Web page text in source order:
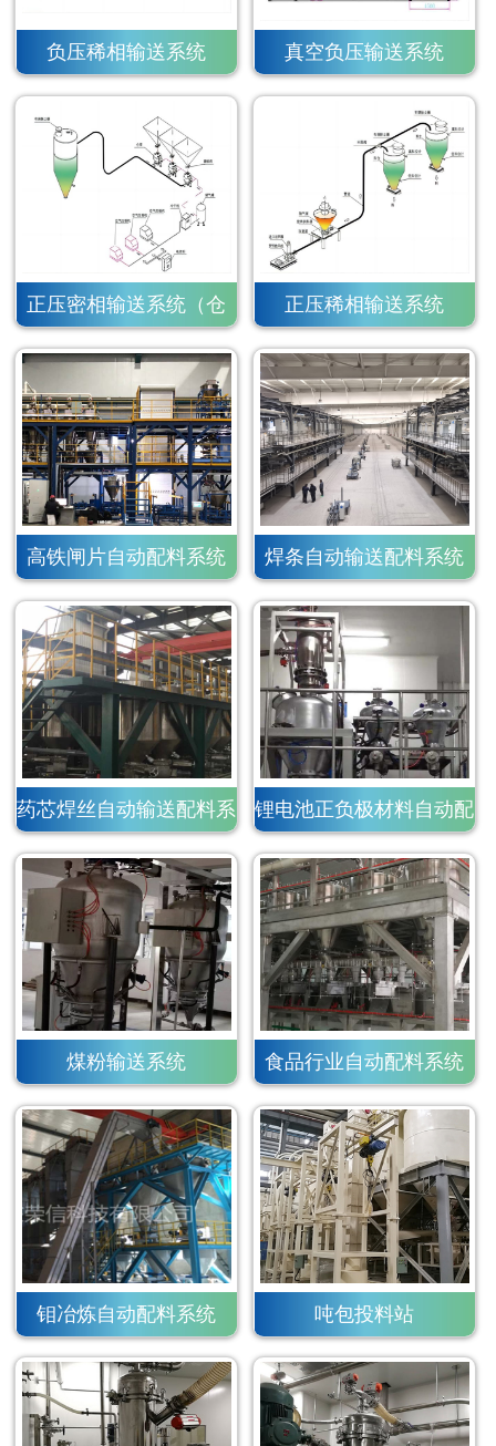
负压稀相输送系统 真空负压输送系统
正压密相输送系统（仓
泵）
正压稀相输送系统
高铁闸片自动配料系统 焊条自动输送配料系统
药芯焊丝自动输送配料系
统
锂电池正负极材料自动配
料系统
煤粉输送系统 食品行业自动配料系统
钼冶炼自动配料系统 吨包投料站